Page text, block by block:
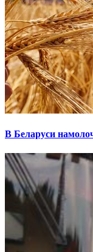
В Беларуси